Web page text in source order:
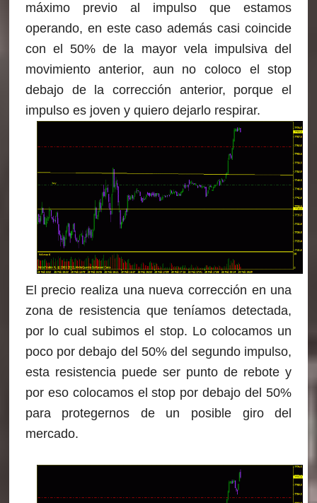
máximo previo al impulso que estamos
operando, en este caso además casi coincide
con el 50% de la mayor vela impulsiva del
movimiento anterior, aun no coloco el stop
debajo de la corrección anterior, porque el
impulso es joven y quiero dejarlo respirar.
El precio realiza una nueva corrección en una
zona de resistencia que teníamos detectada,
por lo cual subimos el stop. Lo colocamos un
poco por debajo del 50% del segundo impulso,
esta resistencia puede ser punto de rebote y
por eso colocamos el stop por debajo del 50%
para protegernos de un posible giro del
mercado.